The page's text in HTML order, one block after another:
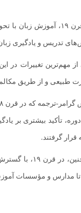
در قرن ۱۹، آموزش
تدریس و یادگیری
از مهم‌ترین تغییرات در
طبیعی و از طریق
دوره، تأکید بیشتری بر
قرار گرفتند.
همچنین، در
مدارس و مؤسسات